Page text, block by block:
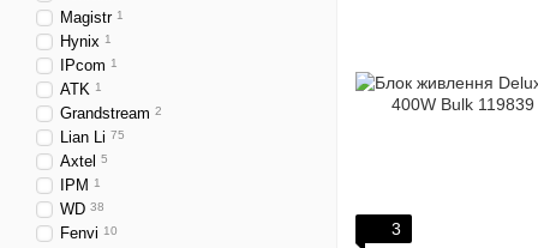
3
Magistr 1
Hynix 1
IPcom 1
ATK 1
Grandstream 2
Lian Li 75
Axtel 5
IPM 1
WD 38
Fenvi 10